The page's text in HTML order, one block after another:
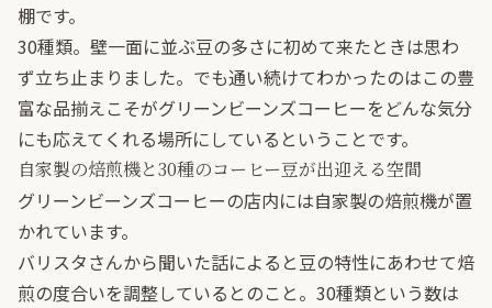
棚です。
30種類。壁一面に並ぶ豆の多さに初めて来たときは思わ
ず立ち止まりました。でも通い続けてわかったのはこの豊
富な品揃えこそがグリーンビーンズコーヒーをどんな気分
にも応えてくれる場所にしているということです。
自家製の焙煎機と30種のコーヒー豆が出迎える空間
グリーンビーンズコーヒーの店内には自家製の焙煎機が置
かれています。
バリスタさんから聞いた話によると豆の特性にあわせて焙
煎の度合いを調整しているとのこと。30種類という数は